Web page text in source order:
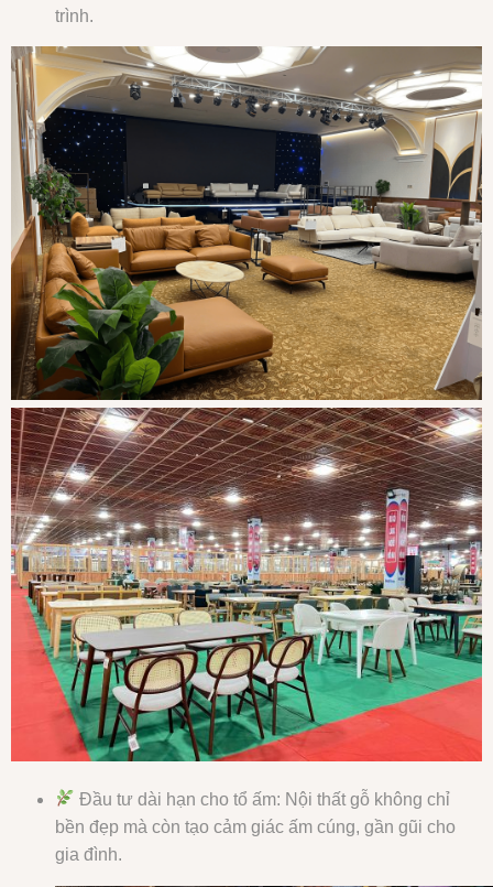
trình.
Đầu tư dài hạn cho tổ ấm: Nội thất gỗ không chỉ
bền đẹp mà còn tạo cảm giác ấm cúng, gần gũi cho
gia đình.